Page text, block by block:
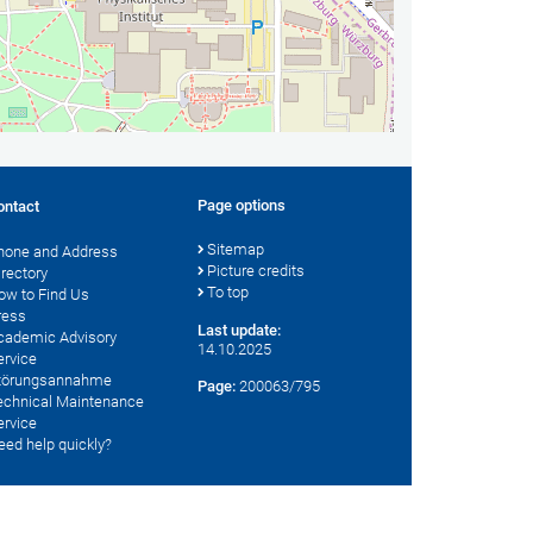
and Address
to Find Us
Advisory
Maintenance
help quickly?
Page options
Sitemap
Picture credits
To top
Last update:
14.10.2025
Page: 200063/795